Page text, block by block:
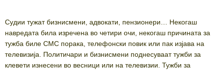
Судии тужат бизнисмени, адвокати, пензионери… Некогаш
навредата била изречена во четири очи, некогаш причината за
тужба биле СМС порака, телефонски повик или пак изјава на
телевизија. Политичари и бизнисмени поднесуваат тужби за
клевети изнесени во весници или на телевизии. Тужби за